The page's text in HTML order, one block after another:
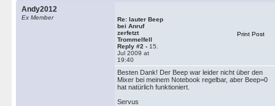
Andy2012
Ex Member
Re: lauter Beep
bei Anruf
zerfetzt
Trommelfell
Reply #2 - 15.
Jul 2009 at
19:40
Print Post
Besten Dank! Der Beep war leider nicht über den
Mixer bei meinem Notebook regelbar, aber Beep=0
hat natürlich funktioniert.
Servus